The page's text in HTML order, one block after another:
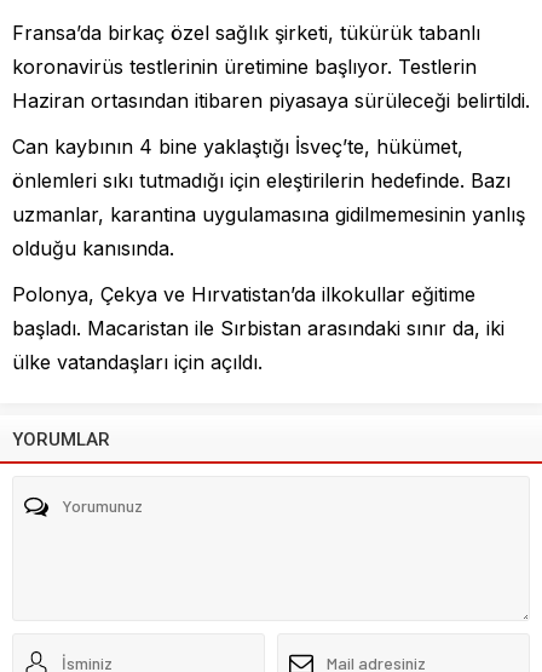
Fransa’da birkaç özel sağlık şirketi, tükürük tabanlı
koronavirüs testlerinin üretimine başlıyor. Testlerin
Haziran ortasından itibaren piyasaya sürüleceği belirtildi.
Can kaybının 4 bine yaklaştığı İsveç’te, hükümet,
önlemleri sıkı tutmadığı için eleştirilerin hedefinde. Bazı
uzmanlar, karantina uygulamasına gidilmemesinin yanlış
olduğu kanısında.
Polonya, Çekya ve Hırvatistan’da ilkokullar eğitime
başladı. Macaristan ile Sırbistan arasındaki sınır da, iki
ülke vatandaşları için açıldı.
YORUMLAR